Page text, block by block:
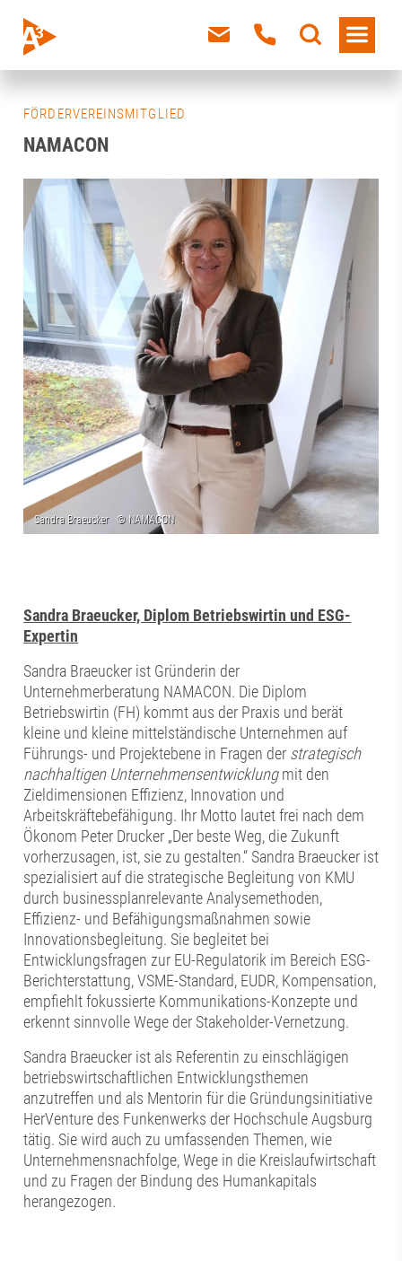
FÖRDERVEREINSMITGLIED
NAMACON
Sandra Braeucker, Diplom Betriebswirtin und ESG-
Expertin
Sandra Braeucker ist Gründerin der
Unternehmerberatung NAMACON. Die Diplom
Betriebswirtin (FH) kommt aus der Praxis und berät
kleine und kleine mittelständische Unternehmen auf
Führungs- und Projektebene in Fragen der strategisch
nachhaltigen Unternehmensentwicklungmit den
Zieldimensionen Effizienz, Innovation und
Arbeitskräftebefähigung. Ihr Motto lautet frei nach dem
Ökonom Peter Drucker „Der beste Weg, die Zukunft
vorherzusagen, ist, sie zu gestalten.“ Sandra Braeucker ist
spezialisiert auf die strategische Begleitung von KMU
durch businessplanrelevante Analysemethoden,
Effizienz- und Befähigungsmaßnahmen sowie
Innovationsbegleitung. Sie begleitet bei
Entwicklungsfragen zur EU-Regulatorik im Bereich ESG-
Berichterstattung, VSME-Standard, EUDR, Kompensation,
empfiehlt fokussierte Kommunikations-Konzepte und
erkennt sinnvolle Wege der Stakeholder-Vernetzung.
Sandra Braeucker ist als Referentin zu einschlägigen
betriebswirtschaftlichen Entwicklungsthemen
anzutreffen und als Mentorin für die Gründungsinitiative
HerVenture des Funkenwerks der Hochschule Augsburg
tätig. Sie wird auch zu umfassenden Themen, wie
Unternehmensnachfolge, Wege in die Kreislaufwirtschaft
und zu Fragen der Bindung des Humankapitals
herangezogen.